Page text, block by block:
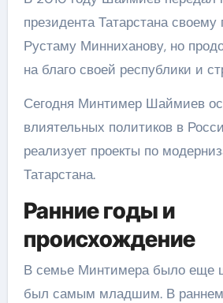
президента Татарстана своему
Рустаму Минниханову, но
на благо своей республики и
Сегодня Минтимер Шаймиев
влиятельных политиков в
реализует проекты по
Татарстана.
Ранние годы и
происхождение
В семье Минтимера было еще
был самым младшим. В раннем